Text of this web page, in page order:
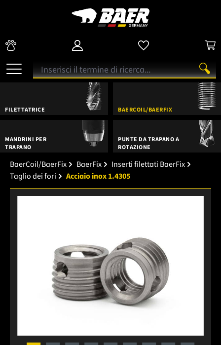
FILETTATRICE BAERCOIL/BAERFIX
MANDRINI PER
TRAPANO
PUNTE DA TRAPANO A
ROTAZIONE
BaerCoil/BaerFix BaerFix
Inserti filettati BaerFix
Taglio dei fori
Acciaio inox 1.4305